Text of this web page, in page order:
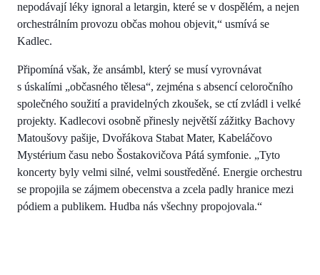
nepodávají léky ignoral a letargin, které se v dospělém, a nejen
orchestrálním provozu občas mohou objevit,“ usmívá se
Kadlec.
Připomíná však, že ansámbl, který se musí vyrovnávat
s úskalími „občasného tělesa“, zejména s absencí celoročního
společného soužití a pravidelných zkoušek, se ctí zvládl i velké
projekty. Kadlecovi osobně přinesly největší zážitky Bachovy
Matoušovy pašije, Dvořákova Stabat Mater, Kabeláčovo
Mystérium času nebo Šostakovičova Pátá symfonie. „Tyto
koncerty byly velmi silné, velmi soustředěné. Energie orchestru
se propojila se zájmem obecenstva a zcela padly hranice mezi
pódiem a publikem. Hudba nás všechny propojovala.“